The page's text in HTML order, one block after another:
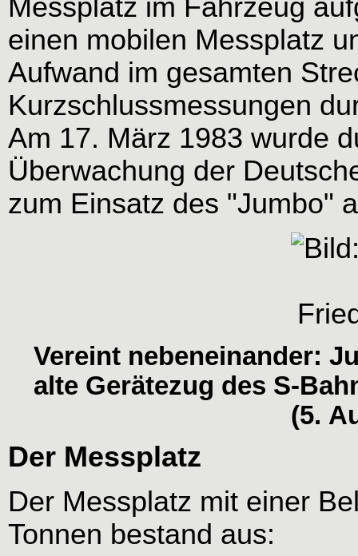
Messplatz im Fahrzeug
einen mobilen Messplatz
Aufwand im gesamten
Kurzschlussmessungen
Am 17. März 1983 wurde
Überwachung der
zum Einsatz des "Jumbo"
Vereint nebeneinander:
alte Gerätezug des S-
(5.
Der Messplatz
Der Messplatz mit einer
Tonnen bestand aus: